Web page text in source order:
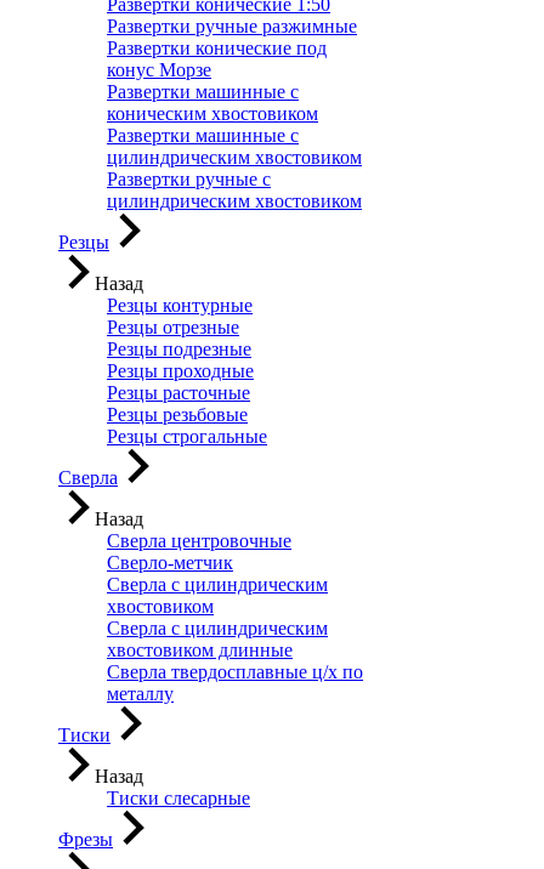
Развертки конические 1:50
Развертки ручные разжимные
Развертки конические под
конус Морзе
Развертки машинные с
коническим хвостовиком
Развертки машинные с
цилиндрическим хвостовиком
Развертки ручные с
цилиндрическим хвостовиком
Резцы
Назад
Резцы контурные
Резцы отрезные
Резцы подрезные
Резцы проходные
Резцы расточные
Резцы резьбовые
Резцы строгальные
Сверла
Назад
Сверла центровочные
Сверло-метчик
Сверла с цилиндрическим
хвостовиком
Сверла с цилиндрическим
хвостовиком длинные
Сверла твердосплавные ц/х по
металлу
Тиски
Назад
Тиски слесарные
Фрезы